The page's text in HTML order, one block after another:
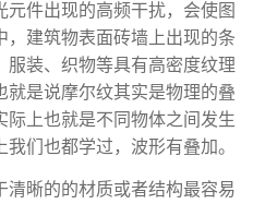
件出现的高频干扰，会使图
建筑物表面砖墙上出现的条
装、织物等具有高密度纹理
是说摩尔纹其实是物理的叠
上也就是不同物体之间发生
们也都学过，波形有叠加。
晰的的材质或者结构最容易